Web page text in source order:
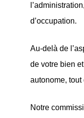
d’occupation.
Au-delà de
de votre bien
autonome, tout
Notre